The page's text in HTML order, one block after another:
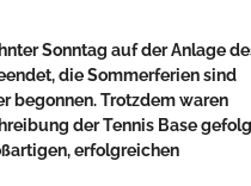
Sonntag auf der Anlage
die Sommerferien sind
begonnen. Trotzdem waren
der Tennis Base
erfolgreichen